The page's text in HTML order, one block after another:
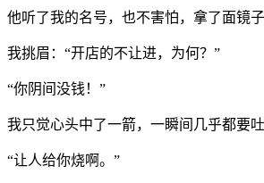
他听了我的名号，也不害怕，拿了面镜
我挑眉：“开店的不让进，为何？”
“你阴间没钱！”
我只觉心头中了一箭，一瞬间几乎都要
“让人给你烧啊。”